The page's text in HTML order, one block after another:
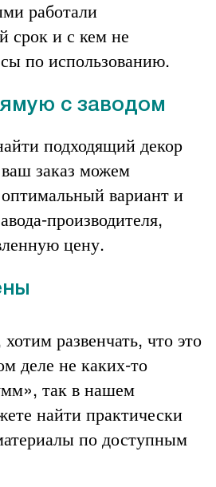
работали
срок и с кем не
по использованию.
с заводом
подходящий декор
заказ можем
вариант и
производителя,
цену.
развенчать, что это
деле не каких-то
так в нашем
найти практически
по доступным